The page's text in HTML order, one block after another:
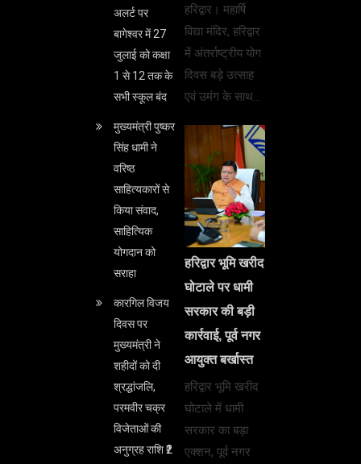
अलर्ट पर
बागेश्वर में 27
जुलाई को कक्षा
1 से 12 तक के
सभी स्कूल बंद
मुख्यमंत्री पुष्कर
सिंह धामी ने
वरिष्ठ
साहित्यकारों से
किया संवाद,
साहित्यिक
योगदान को
सराहा
कारगिल विजय
दिवस पर
मुख्यमंत्री ने
शहीदों को दी
श्रद्धांजलि,
परमवीर चक्र
विजेताओं की
अनुग्रह राशि ₹2
हरिद्वार। महार्षि
विद्या मंदिर, हरिद्वार
में अंतर्राष्ट्रीय योग
दिवस बड़े उत्साह
एवं उमंग के साथ…
हरिद्वार भूमि खरीद
घोटाले पर धामी
सरकार की बड़ी
कार्रवाई, पूर्व नगर
आयुक्त बर्खास्त
हरिद्वार भूमि खरीद
घोटाले में धामी
सरकार का बड़ा
एक्शन, पूर्व नगर